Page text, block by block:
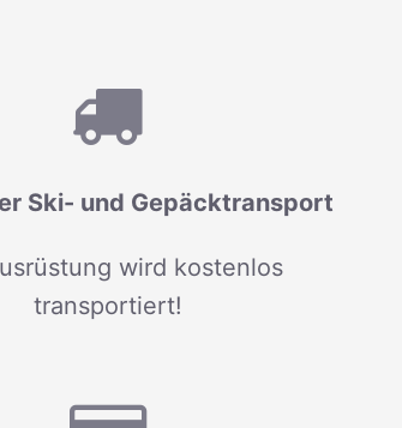
Ski- und Gepäcktransport
wird kostenlos
transportiert!